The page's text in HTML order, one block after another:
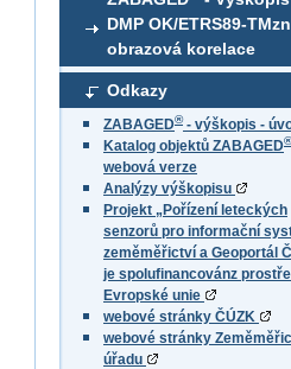
DMP OK/ETRS89-
obrazová korelace
Odkazy
ZABAGED®- výškopis -
Katalog objektů ZABAGED®
webová verze
Analýzy výškopisu
Projekt „Pořízení leteckých
senzorů pro informační
zeměměřictví a Geoportál
je spolufinancovánz
Evropské unie
webové stránky ČÚZK
webové stránky
úřadu